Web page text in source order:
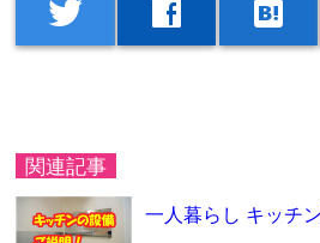
twitter facebook hatenabookmark
関連記事
一人暮らし キッチ